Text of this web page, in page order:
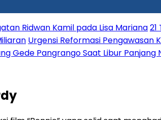
Ridwan Kamil pada Lisa Mariana
Urgensi Reformasi Pengawasan
Gede Pangrango Saat Libur Panjang